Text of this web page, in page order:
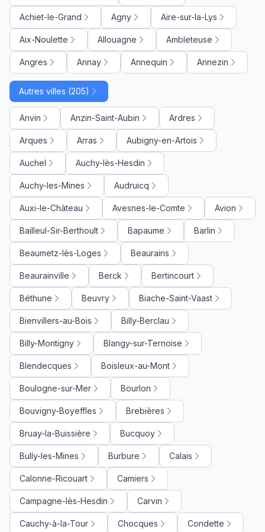
Achiet-le-Grand Agny Aire-sur-la-Lys
Aix-Noulette Allouagne Ambleteuse
Angres Annay Annequin Annezin
Autres villes (205)
Anvin Anzin-Saint-Aubin Ardres
Arques Arras Aubigny-en-Artois
Auchel Auchy-lès-Hesdin
Auchy-les-Mines Audruicq
Auxi-le-Château Avesnes-le-Comte Avion
Bailleul-Sir-Berthoult Bapaume Barlin
Beaumetz-lès-Loges Beaurains
Beaurainville Berck Bertincourt
Béthune Beuvry Biache-Saint-Vaast
Bienvillers-au-Bois Billy-Berclau
Billy-Montigny Blangy-sur-Ternoise
Blendecques Boisleux-au-Mont
Boulogne-sur-Mer Bourlon
Bouvigny-Boyeffles Brebières
Bruay-la-Buissière Bucquoy
Bully-les-Mines Burbure Calais
Calonne-Ricouart Camiers
Campagne-lès-Hesdin Carvin
Cauchy-à-la-Tour Chocques Condette